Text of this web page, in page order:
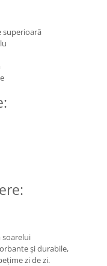
superioară
soarelui
și durabile,
zi de zi.